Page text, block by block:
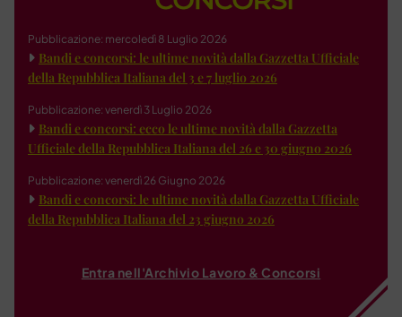
Pubblicazione: mercoledì 8 Luglio 2026
Bandi e concorsi: le ultime novità dalla Gazzetta Ufficiale
della Repubblica Italiana del 3 e 7 luglio 2026
Pubblicazione: venerdì 3 Luglio 2026
Bandi e concorsi: ecco le ultime novità dalla Gazzetta
Ufficiale della Repubblica Italiana del 26 e 30 giugno 2026
Pubblicazione: venerdì 26 Giugno 2026
Bandi e concorsi: le ultime novità dalla Gazzetta Ufficiale
della Repubblica Italiana del 23 giugno 2026
Entra nell'Archivio Lavoro & Concorsi